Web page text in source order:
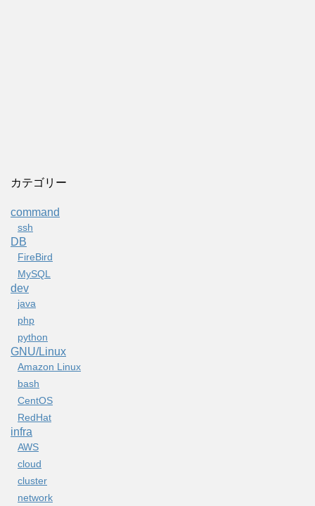
カテゴリー
command
ssh
DB
FireBird
MySQL
dev
java
php
python
GNU/Linux
Amazon Linux
bash
CentOS
RedHat
infra
AWS
cloud
cluster
network